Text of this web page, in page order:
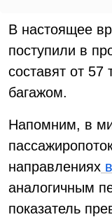
В настоящее
поступили в
составят от 57
багажом.
Напомним, в
направлениях
аналогичным
показатель